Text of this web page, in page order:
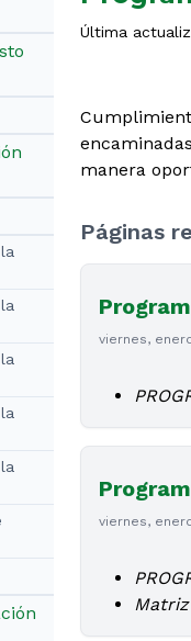
Última
manera
Páginas
viernes,
viernes,
Matriz